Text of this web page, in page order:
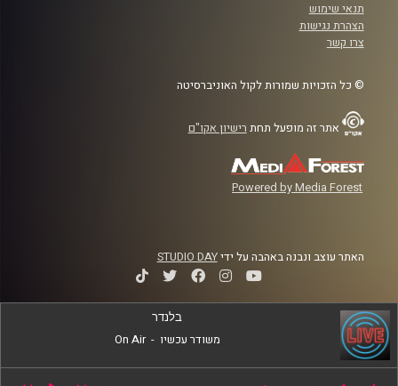
תנאי שימוש
הצהרת נגישות
צרו קשר
© כל הזכויות שמורות לקול האוניברסיטה
אתר זה מופעל תחת רישיון אקו"ם
Powered by Media Forest
האתר עוצב ונבנה באהבה על ידיSTUDIO DAY
בלנדר
משודר עכשיו -
On Air